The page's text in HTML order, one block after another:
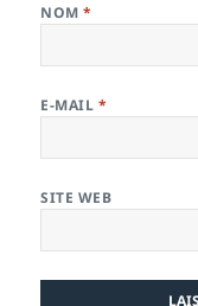
NOM*
E-MAIL *
SITE WEB